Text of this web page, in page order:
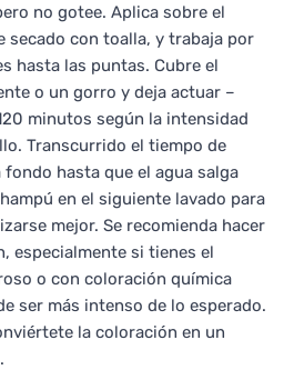
no gotee. Aplica sobre el
secado con toalla, y trabaja por
hasta las puntas. Cubre el
o un gorro y deja actuar –
minutos según la intensidad
Transcurrido el tiempo de
hasta que el agua salga
en el siguiente lavado para
mejor. Se recomienda hacer
especialmente si tienes el
o con coloración química
ser más intenso de lo esperado.
la coloración en un